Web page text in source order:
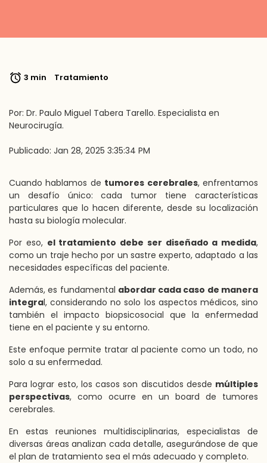
3 min Tratamiento
Por: Dr. Paulo Miguel Tabera Tarello. Especialista en
Neurocirugía.
Publicado: Jan 28, 2025 3:35:34 PM
Cuando hablamos de tumores cerebrales, enfrentamos
un desafío único: cada tumor tiene características
particulares que lo hacen diferente, desde su localización
hasta su biología molecular.
Por eso, el tratamiento debe ser diseñado a medida,
como un traje hecho por un sastre experto, adaptado a las
necesidades específicas del paciente.
Además, es fundamental abordar cada caso de manera
integral, considerando no solo los aspectos médicos, sino
también el impacto biopsicosocial que la enfermedad
tiene en el paciente y su entorno.
Este enfoque permite tratar al paciente como un todo, no
solo a su enfermedad.
Para lograr esto, los casos son discutidos desde múltiples
perspectivas, como ocurre en un board de tumores
cerebrales.
En estas reuniones multidisciplinarias, especialistas de
diversas áreas analizan cada detalle, asegurándose de que
el plan de tratamiento sea el más adecuado y completo.